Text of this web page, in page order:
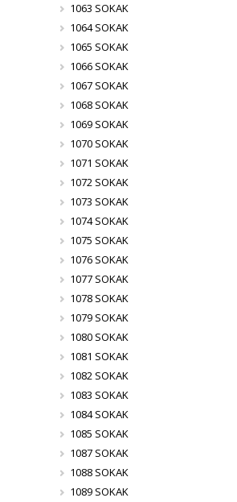
1063 SOKAK
1064 SOKAK
1065 SOKAK
1066 SOKAK
1067 SOKAK
1068 SOKAK
1069 SOKAK
1070 SOKAK
1071 SOKAK
1072 SOKAK
1073 SOKAK
1074 SOKAK
1075 SOKAK
1076 SOKAK
1077 SOKAK
1078 SOKAK
1079 SOKAK
1080 SOKAK
1081 SOKAK
1082 SOKAK
1083 SOKAK
1084 SOKAK
1085 SOKAK
1087 SOKAK
1088 SOKAK
1089 SOKAK